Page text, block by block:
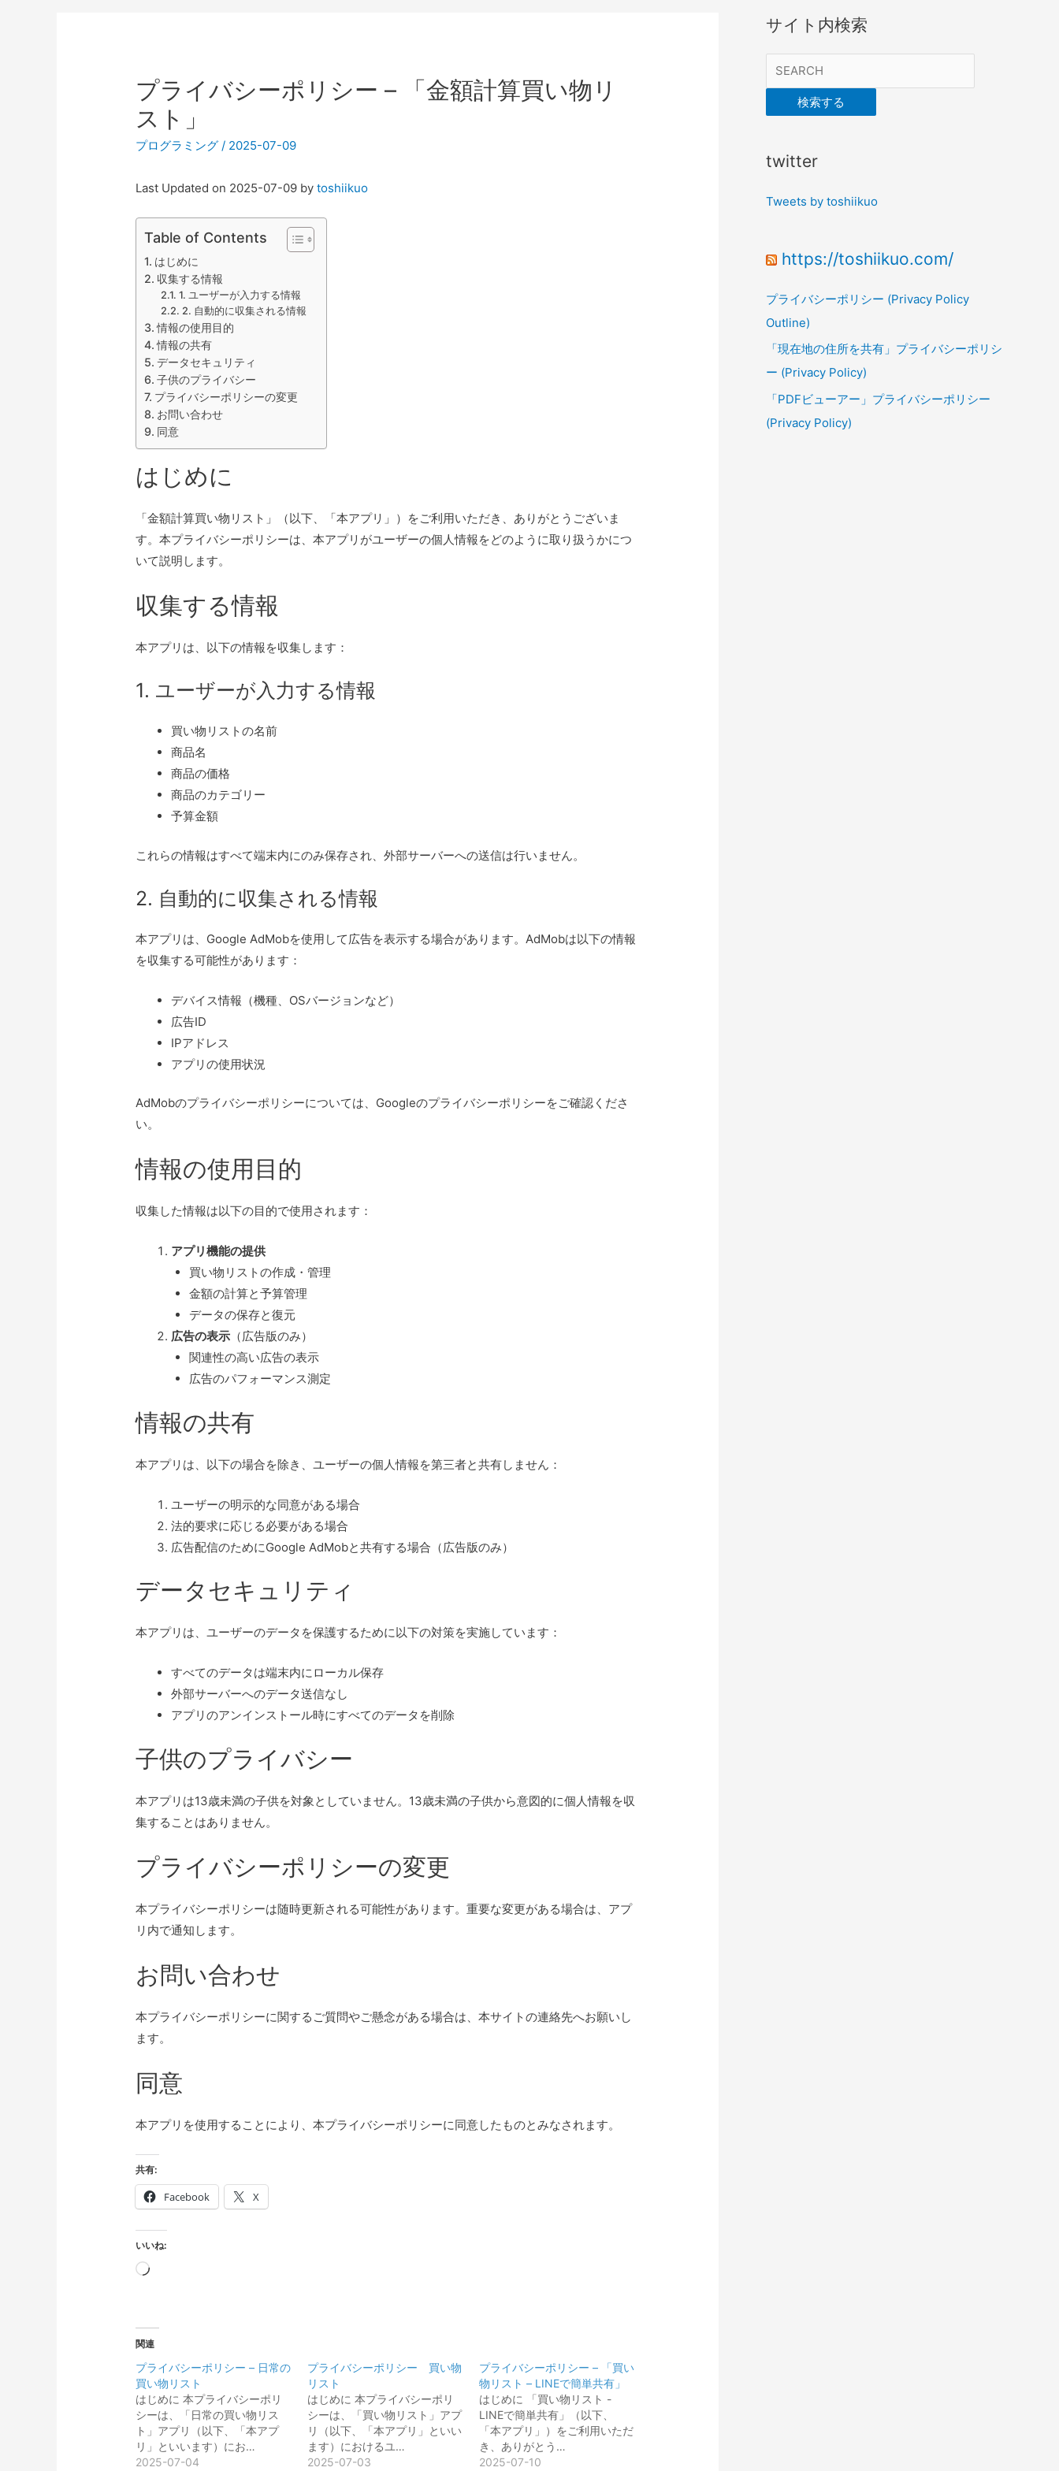
プライバシーポリシー – 「金額計算買い物リ
スト」
プログラミング / 2025-07-09
Last Updated on 2025-07-09 bytoshiikuo
Table of Contents
はじめに
収集する情報
1. ユーザーが入力する情報
2. 自動的に収集される情報
情報の使用目的
情報の共有
データセキュリティ
子供のプライバシー
プライバシーポリシーの変更
お問い合わせ
同意
はじめに
「金額計算買い物リスト」（以下、「本アプリ」）をご利用いただき、ありがとうございま
す。本プライバシーポリシーは、本アプリがユーザーの個人情報をどのように取り扱うかにつ
いて説明します。
収集する情報
本アプリは、以下の情報を収集します：
1. ユーザーが入力する情報
買い物リストの名前
商品名
商品の価格
商品のカテゴリー
予算金額
これらの情報はすべて端末内にのみ保存され、外部サーバーへの送信は行いません。
2. 自動的に収集される情報
本アプリは、Google AdMobを使用して広告を表示する場合があります。AdMobは以下の情報
を収集する可能性があります：
デバイス情報（機種、OSバージョンなど）
広告ID
IPアドレス
アプリの使用状況
AdMobのプライバシーポリシーについては、Googleのプライバシーポリシーをご確認くださ
い。
情報の使用目的
収集した情報は以下の目的で使用されます：
アプリ機能の提供
買い物リストの作成・管理
金額の計算と予算管理
データの保存と復元
広告の表示 （広告版のみ）
関連性の高い広告の表示
広告のパフォーマンス測定
情報の共有
本アプリは、以下の場合を除き、ユーザーの個人情報を第三者と共有しません：
ユーザーの明示的な同意がある場合
法的要求に応じる必要がある場合
広告配信のためにGoogle AdMobと共有する場合（広告版のみ）
データセキュリティ
本アプリは、ユーザーのデータを保護するために以下の対策を実施しています：
すべてのデータは端末内にローカル保存
外部サーバーへのデータ送信なし
アプリのアンインストール時にすべてのデータを削除
子供のプライバシー
本アプリは13歳未満の子供を対象としていません。13歳未満の子供から意図的に個人情報を収
集することはありません。
プライバシーポリシーの変更
本プライバシーポリシーは随時更新される可能性があります。重要な変更がある場合は、アプ
リ内で通知します。
お問い合わせ
本プライバシーポリシーに関するご質問やご懸念がある場合は、本サイトの連絡先へお願いし
ます。
同意
本アプリを使用することにより、本プライバシーポリシーに同意したものとみなされます。
共有:
Facebook X
いいね:
読
関連
プライバシーポリシー – 日常の
買い物リスト
はじめに 本プライバシーポリ
シーは、「日常の買い物リス
ト」アプリ（以下、「本アプ
リ」といいます）にお…
2025-07-04
プライバシーポリシー 買い物
リスト
はじめに 本プライバシーポリ
シーは、「買い物リスト」アプ
リ（以下、「本アプリ」といい
ます）におけるユ…
2025-07-03
プライバシーポリシー – 「買い
物リスト – LINEで簡単共有」
はじめに 「買い物リスト -
LINEで簡単共有」（以下、
「本アプリ」）をご利用いただ
き、ありがとう…
2025-07-10
サイト内検索
検索する
twitter
Tweets by toshiikuo
https://toshiikuo.com/
プライバシーポリシー (Privacy Policy
Outline)
「現在地の住所を共有」プライバシーポリシ
ー (Privacy Policy)
「PDFビューアー」プライバシーポリシー
(Privacy Policy)